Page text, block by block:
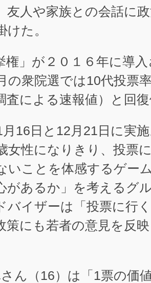
友人や家族との会話に
けた。
権」が２０１６年に導
の衆院選では10代投票
査による速報値）と回
16日と12月21日に実
女性になりきり、投票
いことを体感するゲー
があるか」を考えるグ
バイザーは「投票に行
策にも若者の意見を反
ん（16）は「1票の価